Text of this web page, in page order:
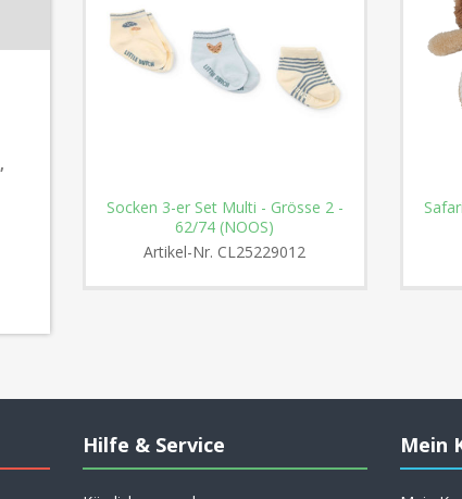
,
Socken 3-er Set Multi - Grösse 2 -
62/74 (NOOS)
Artikel-Nr. CL25229012
Hilfe & Service Mein